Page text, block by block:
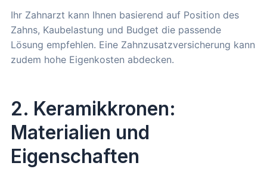
Ihr Zahnarzt kann Ihnen basierend auf Position des
Zahns, Kaubelastung und Budget die passende
Lösung empfehlen. Eine Zahnzusatzversicherung kann
zudem hohe Eigenkosten abdecken.
2. Keramikkronen:
Materialien und
Eigenschaften